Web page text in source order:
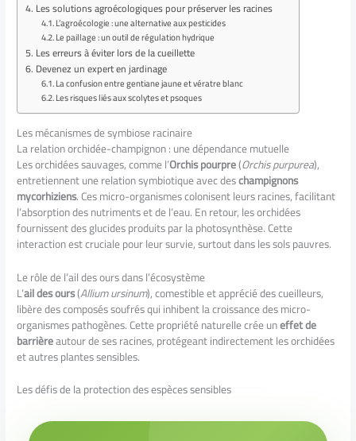
Les solutions agroécologiques pour préserver les racines
L’agroécologie : une alternative aux pesticides
Le paillage : un outil de régulation hydrique
Les erreurs à éviter lors de la cueillette
Devenez un expert en jardinage
La confusion entre gentiane jaune et vératre blanc
Les risques liés aux scolytes et psoques
Les mécanismes de symbiose racinaire
La relation orchidée-champignon : une dépendance mutuelle
Les orchidées sauvages, comme l’Orchis pourpre(Orchis purpurea),
entretiennent une relation symbiotique avec deschampignons
mycorhiziens. Ces micro-organismes colonisent leurs racines, facilitant
l’absorption des nutriments et de l’eau. En retour, les orchidées
fournissent des glucides produits par la photosynthèse. Cette
interaction est cruciale pour leur survie, surtout dans les sols pauvres.
Le rôle de l’ail des ours dans l’écosystème
L’ail des ours(Allium ursinum), comestible et apprécié des cueilleurs,
libère des composés soufrés qui inhibent la croissance des micro-
organismes pathogènes. Cette propriété naturelle crée uneffet de
barrièreautour de ses racines, protégeant indirectement les orchidées
et autres plantes sensibles.
Les défis de la protection des espèces sensibles